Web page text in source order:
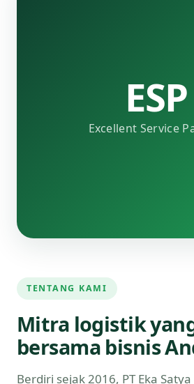
ESP
Excellent Service
TENTANG KAMI
Mitra logistik
bersama bisnis
Berdiri sejak 2016, PT Eka